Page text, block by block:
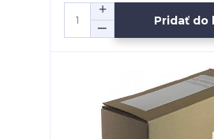
Pridať do